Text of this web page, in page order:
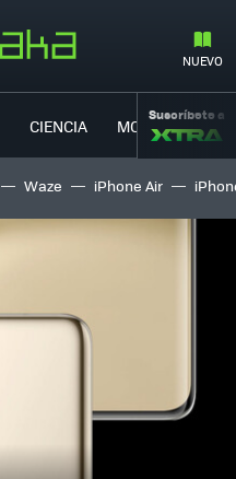
NUEVO
CIENCIA MOVILIDAD
Suscríbete a
Waze iPhone Air